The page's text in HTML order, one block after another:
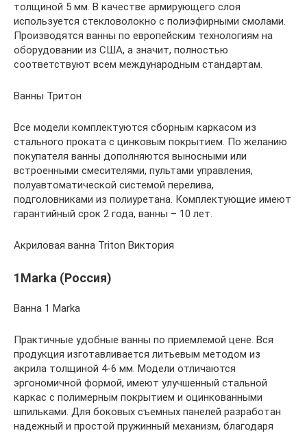
толщиной 5 мм. В качестве армирующего слоя
используется стекловолокно с полиэфирными смолами.
Производятся ванны по европейским технологиям на
оборудовании из США, а значит, полностью
соответствуют всем международным стандартам.
Ванны Тритон
Все модели комплектуются сборным каркасом из
стального проката с цинковым покрытием. По желанию
покупателя ванны дополняются выносными или
встроенными смесителями, пультами управления,
полуавтоматической системой перелива,
подголовниками из полиуретана. Комплектующие имеют
гарантийный срок 2 года, ванны – 10 лет.
Акриловая ванна Triton Виктория
1Marka (Россия)
Ванна 1 Marka
Практичные удобные ванны по приемлемой цене. Вся
продукция изготавливается литьевым методом из
акрила толщиной 4-6 мм. Модели отличаются
эргономичной формой, имеют улучшенный стальной
каркас с полимерным покрытием и оцинкованными
шпильками. Для боковых съемных панелей разработан
надежный и простой пружинный механизм, благодаря